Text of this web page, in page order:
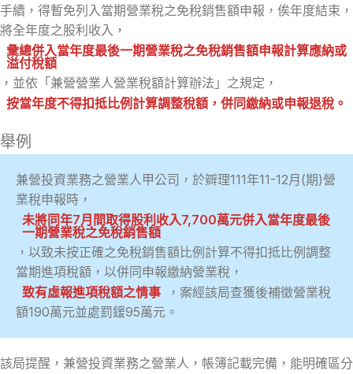
手續，得暫免列入當期營業稅之免稅銷售額申報，俟年度結束，
將全年度之股利收入，
彙總併入當年度最後一期營業稅之免稅銷售額申報計算應納或
溢付稅額
，並依「兼營營業人營業稅額計算辦法」之規定，
按當年度不得扣抵比例計算調整稅額，併同繳納或申報退稅。
舉例
兼營投資業務之營業人甲公司，於辧理111年11-12月(期)營
業稅申報時，
未將同年7月間取得股利收入7,700萬元併入當年度最後
一期營業稅之免稅銷售額
，以致未按正確之免稅銷售額比例計算不得扣抵比例調整
當期進項稅額，以併同申報繳納營業稅，
致有虛報進項稅額之情事
，案經該局查獲後補徵營業稅
額190萬元並處罰鍰95萬元。
該局提醒，兼營投資業務之營業人，帳簿記載完備，能明確區分